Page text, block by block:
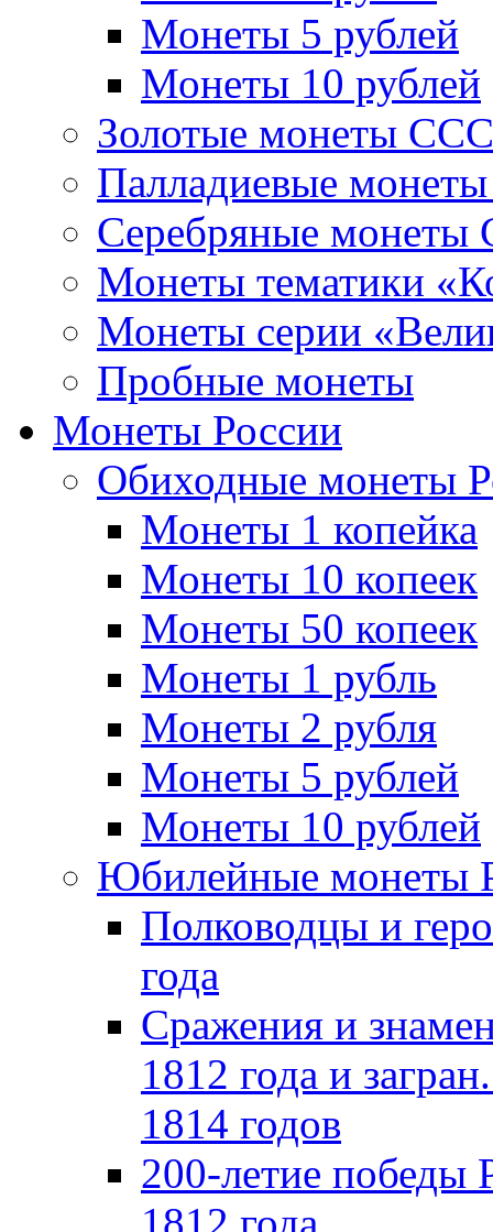
Монеты 5 рублей
Монеты 10 рублей
Золотые монеты
Палладиевые
Серебряные монеты
Монеты тематики
Монеты серии
Пробные монеты
Монеты России
Обиходные монеты
Монеты 1 копейка
Монеты 10 копеек
Монеты 50 копеек
Монеты 1 рубль
Монеты 2 рубля
Монеты 5 рублей
Монеты 10 рублей
Юбилейные монеты
Полководцы и
года
Сражения и
1812 года и
1814 годов
200-летие победы
1812 года